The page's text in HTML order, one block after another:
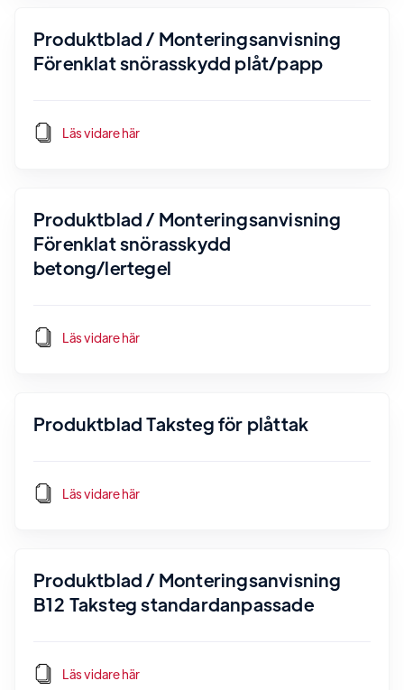
Produktblad / Monteringsanvisning
Förenklat snörasskydd plåt/papp
Läs vidare här
Produktblad / Monteringsanvisning
Förenklat snörasskydd
betong/lertegel
Läs vidare här
Produktblad Taksteg för plåttak
Läs vidare här
Produktblad / Monteringsanvisning
B12 Taksteg standardanpassade
Läs vidare här